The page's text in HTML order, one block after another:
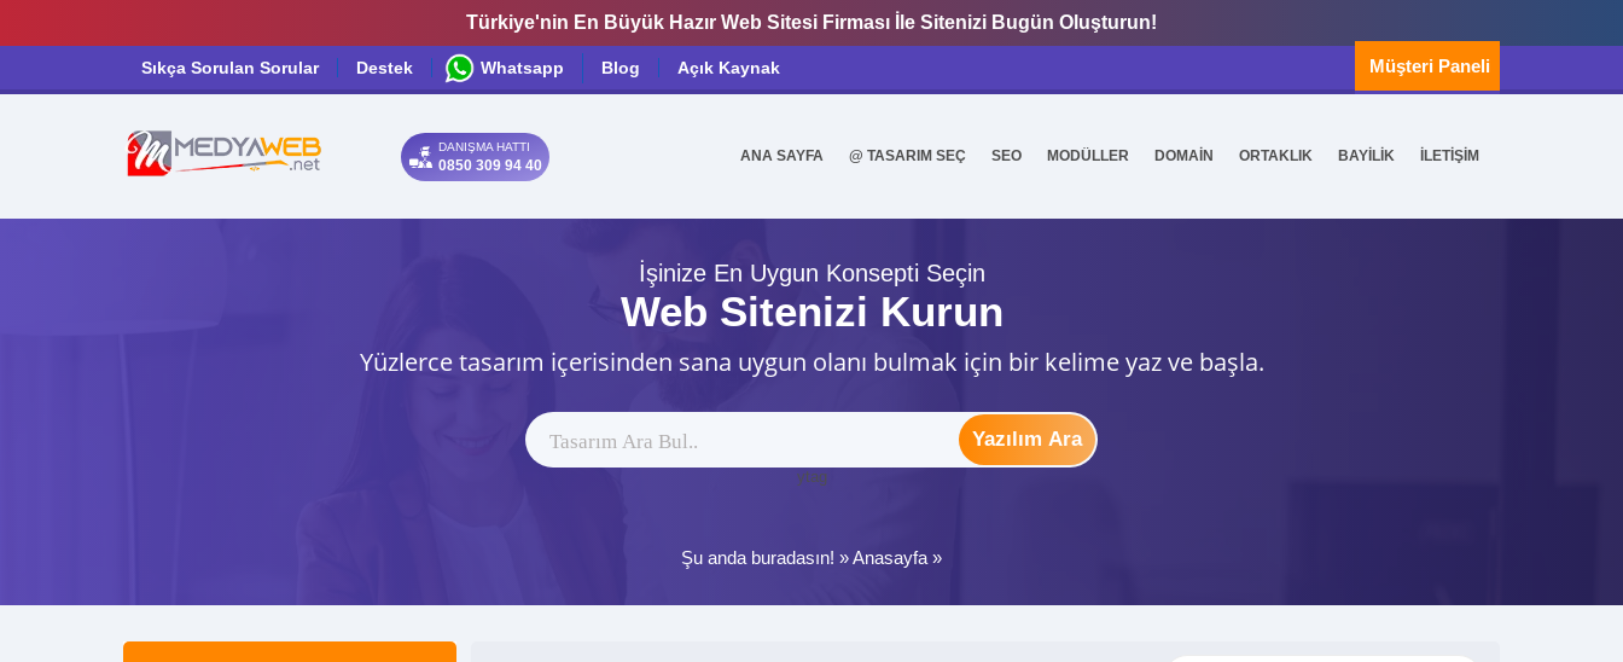
Türkiye'nin En Büyük Hazır Web Sitesi Firması İle Sitenizi Bugün Oluşturun!
Sıkça Sorulan Sorular Destek Whatsapp Blog Açık Kaynak Müşteri Paneli
DANIŞMA HATTI
0850 309 94 40
ANA SAYFA @ TASARIM SEÇ SEO MODÜLLER DOMAİN ORTAKLIK BAYİLİK İLETİŞİM
İşinize En Uygun Konsepti Seçin
Web Sitenizi Kurun
Yüzlerce tasarım içerisinden sana uygun olanı bulmak için bir kelime yaz ve başla.
Yazılım Ara
ytag
Şu anda buradasın! »Anasayfa »